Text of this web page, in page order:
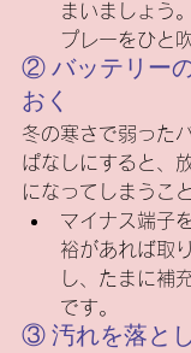
まいましょう
プレーをひと
② バッテリー
おく
冬の寒さで弱った
ぱなしにすると、
になってしまうこ
マイナス端子
裕があれば取
し、たまに補
です。
③ 汚れを落と